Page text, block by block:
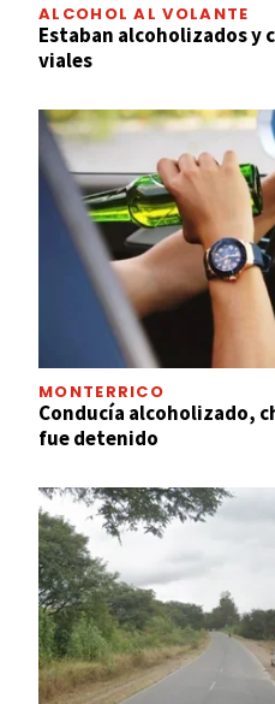
ALCOHOL AL VOLANTE
Estaban alcoholizados y
viales
MONTERRICO
Conducía alcoholizado,
fue detenido